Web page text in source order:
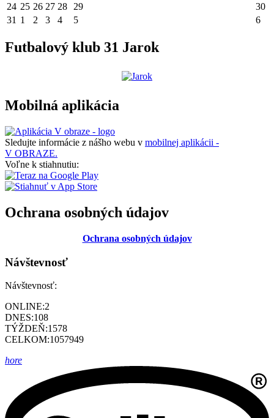
24 25 26 27 28 29
30
31 1 2 3 4 5 6
Futbalový klub 31 Jarok
Mobilná aplikácia
Sledujte informácie z nášho webu v mobilnej aplikácii -
V OBRAZE.
Voľne k stiahnutiu:
Ochrana osobných údajov
Ochrana osobných údajov
Návštevnosť
Návštevnosť:
ONLINE:2
DNES:108
TÝŽDEŇ:1578
CELKOM:1057949
hore